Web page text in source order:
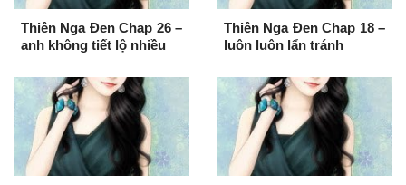
Thiên Nga Đen Chap 26 –
anh không tiết lộ nhiều
Thiên Nga Đen Chap 18 –
luôn luôn lẩn tránh